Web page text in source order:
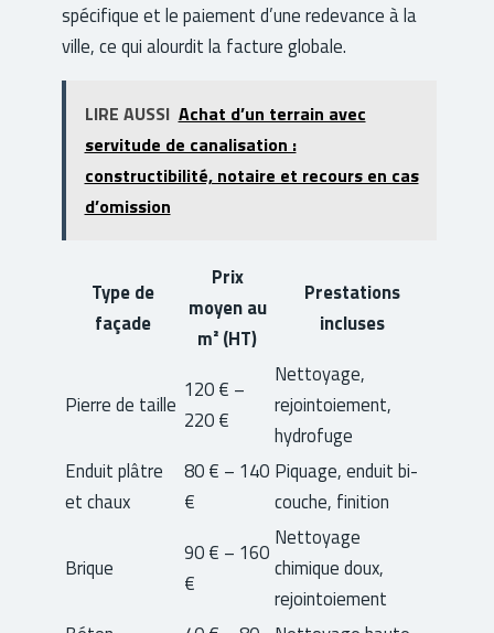
spécifique et le paiement d’une redevance à la
ville, ce qui alourdit la facture globale.
LIRE AUSSI Achat d’un terrain avec
servitude de canalisation :
constructibilité, notaire et recours en cas
d’omission
Type de
façade
Prix
moyen au
m² (HT)
Prestations
incluses
Pierre de taille
120 € –
220 €
Nettoyage,
rejointoiement,
hydrofuge
Enduit plâtre
et chaux
80 € – 140
€
Piquage, enduit bi-
couche, finition
Brique
90 € – 160
€
Nettoyage
chimique doux,
rejointoiement